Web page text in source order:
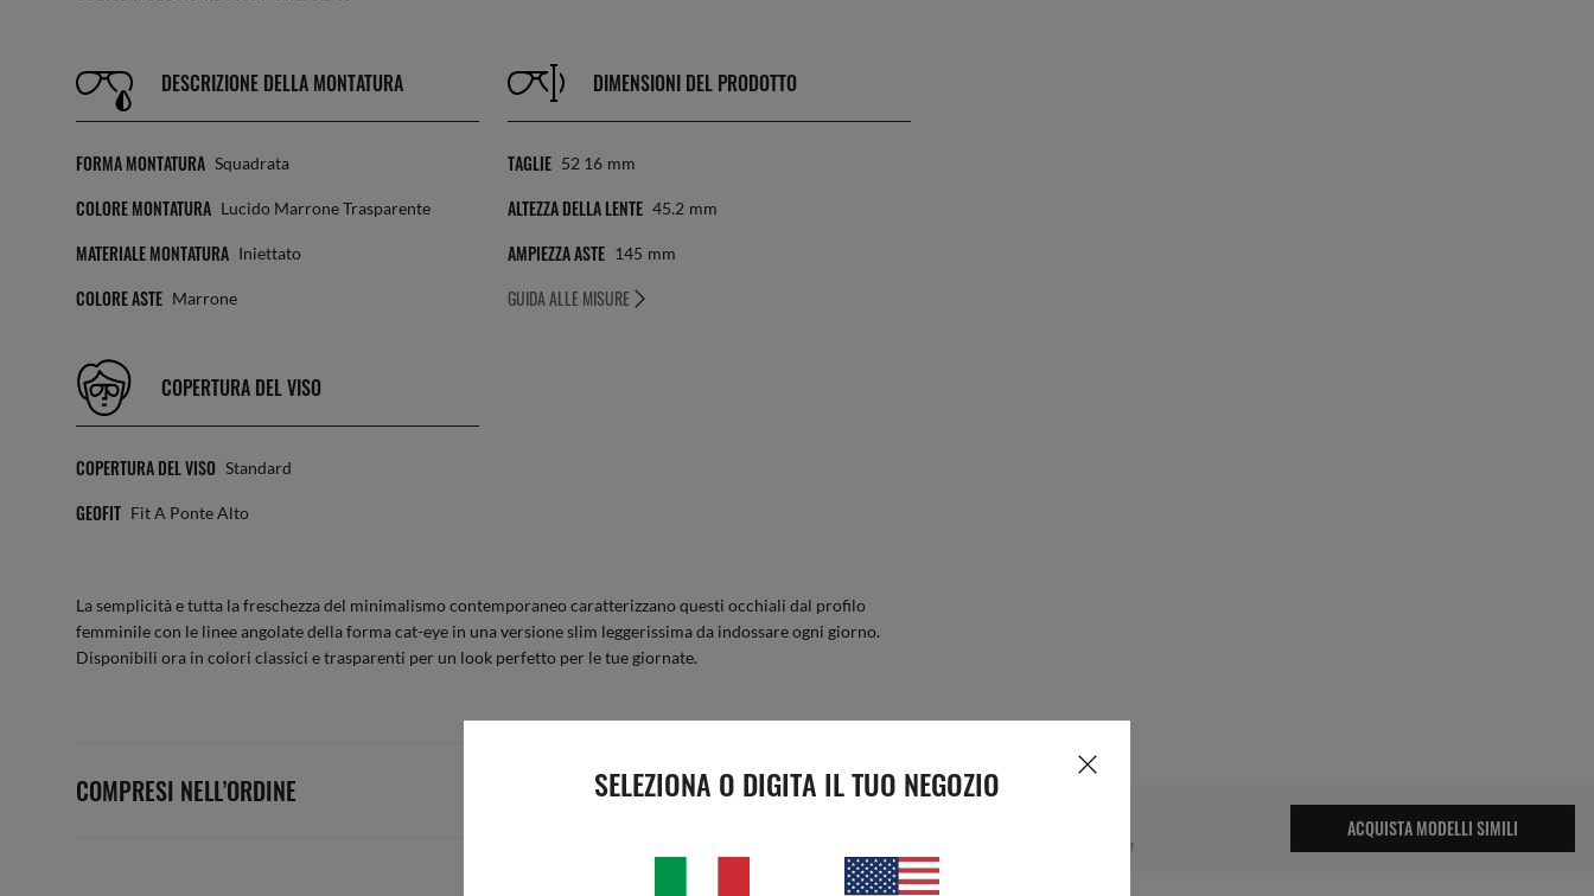
SELEZIONA O DIGITA IL TUO NEGOZIO
DESCRIZIONE DELLA MONTATURA
FORMA MONTATURA Squadrata
COLORE MONTATURA Lucido Marrone Trasparente
MATERIALE MONTATURA Iniettato
COLORE ASTE Marrone
DIMENSIONI DEL PRODOTTO
TAGLIE 52 16 Mm
ALTEZZA DELLA LENTE 45.2 Mm
AMPIEZZA ASTE 145 Mm
GUIDA ALLE MISURE
COPERTURA DEL VISO
COPERTURA DEL VISO Standard
GEOFIT Fit A Ponte Alto
La semplicità e tutta la freschezza del minimalismo contemporaneo caratterizzano questi occhiali dal profilo
femminile con le linee angolate della forma cat-eye in una versione slim leggerissima da indossare ogni giorno.
Disponibili ora in colori classici e trasparenti per un look perfetto per le tue giornate.
COMPRESI NELL’ORDINE
Ci dispiace, lo hai perso!
ACQUISTA MODELLI SIMILI